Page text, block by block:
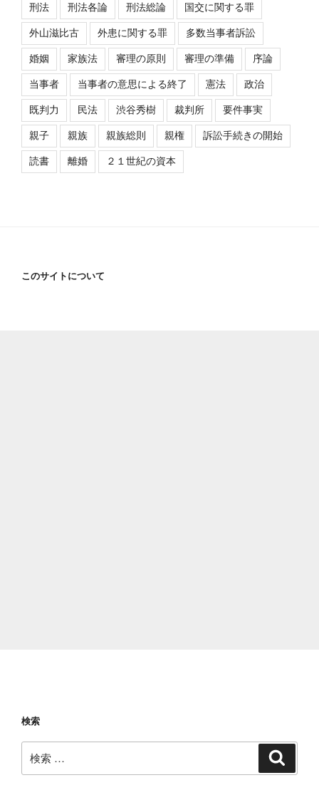
刑法 刑法各論 刑法総論 国交に関する罪
外山滋比古 外患に関する罪 多数当事者訴訟
婚姻 家族法 審理の原則 審理の準備 序論
当事者 当事者の意思による終了 憲法 政治
既判力 民法 渋谷秀樹 裁判所 要件事実
親子 親族 親族総則 親権 訴訟手続きの開始
読書 離婚 ２１世紀の資本
このサイトについて
検索
索: